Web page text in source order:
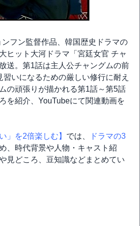
フン監督作品、韓国歴史ドラマの
ヒット大河ドラマ「宮廷女官 チャ
送。第1話は主人公チャングムの前
習いになるための厳しい修行に耐え
の頑張りが描かれる第1話～第5話
を紹介、YouTubeにて関連動画を
」を2倍楽しむ】 では、
ドラマの3
、時代背景や人物・キャスト紹
見どころ、豆知識などまとめてい